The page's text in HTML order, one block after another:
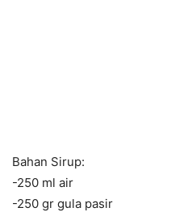
Bahan Sirup:
-250 ml air
-250 gr gula pasir